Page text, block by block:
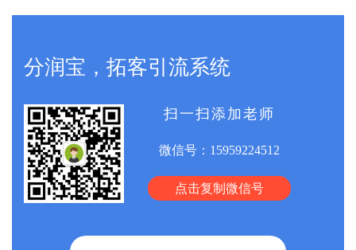
分润宝，拓客引流系统
扫一扫添加老师
微信号： 15959224512
点击复制微信号